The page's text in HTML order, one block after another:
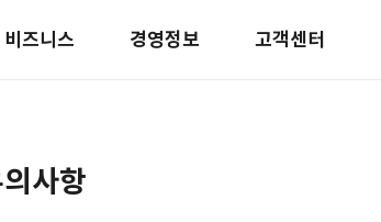
비즈니스 경영정보 고객센터
사항